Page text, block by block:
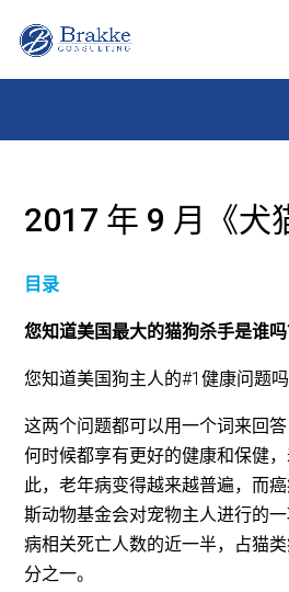
2017 年 9 月《犬
目录
您知道美国最大的猫狗杀手是谁吗
您知道美国狗主人的#1健康问题吗
这两个问题都可以用一个词来回
何时候都享有更好的健康和保健
此，老年病变得越来越普遍，而
斯动物基金会对宠物主人进行的
病相关死亡人数的近一半，占猫
分之一。